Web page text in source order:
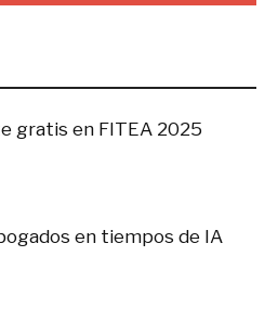
gratis en FITEA 2025
en tiempos de IA